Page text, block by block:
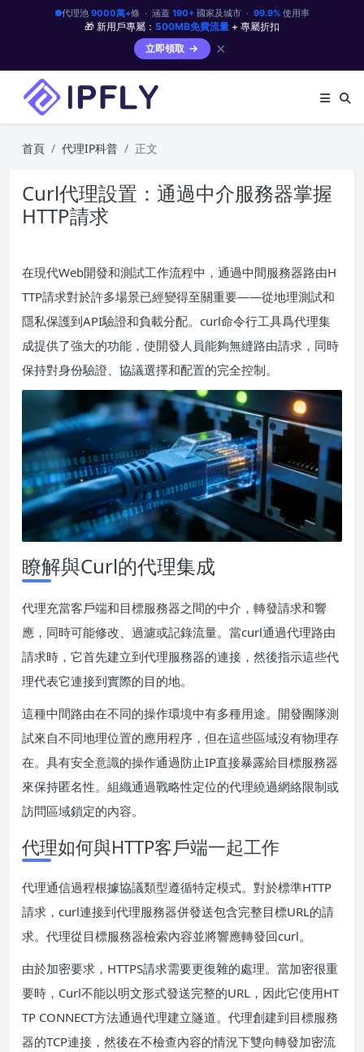
代理池 9000萬+條 · 涵蓋 190+國家及城市 · 99.9%使用率
🎁 新用戶專屬： 500MB免費流量 + 專屬折扣
立即領取
✕
首頁 代理IP科普 正文
Curl代理設置：通過中介服務器掌握
HTTP請求
在現代Web開發和測試工作流程中，通過中間服務器路由H
TTP請求對於許多場景已經變得至關重要——從地理測試和
隱私保護到API驗證和負載分配。curl命令行工具爲代理集
成提供了強大的功能，使開發人員能夠無縫路由請求，同時
保持對身份驗證、協議選擇和配置的完全控制。
瞭解與Curl的代理集成
代理充當客戶端和目標服務器之間的中介，轉發請求和響
應，同時可能修改、過濾或記錄流量。當curl通過代理路由
請求時，它首先建立到代理服務器的連接，然後指示這些代
理代表它連接到實際的目的地。
這種中間路由在不同的操作環境中有多種用途。開發團隊測
試來自不同地理位置的應用程序，但在這些區域沒有物理存
在。具有安全意識的操作通過防止IP直接暴露給目標服務器
來保持匿名性。組織通過戰略性定位的代理繞過網絡限制或
訪問區域鎖定的內容。
代理如何與HTTP客戶端一起工作
代理通信過程根據協議類型遵循特定模式。對於標準HTTP
請求，curl連接到代理服務器併發送包含完整目標URL的請
求。代理從目標服務器檢索內容並將響應轉發回curl。
由於加密要求，HTTPS請求需要更復雜的處理。當加密很重
要時，Curl不能以明文形式發送完整的URL，因此它使用HT
TP CONNECT方法通過代理建立隧道。代理創建到目標服務
器的TCP連接，然後在不檢查內容的情況下雙向轉發加密流